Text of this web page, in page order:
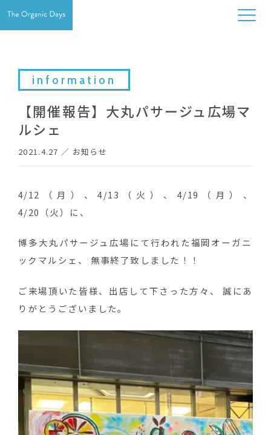
information
【開催報告】大丸パサージュ広場マ
ルシェ
2021.4.27 ／ お知らせ
4/12（月）、4/13（火）、4/19（月）、
4/20（火）に、
博多大丸パサージュ広場にて行われた福岡オーガニ
ックマルシェ、 無事終了致しました！！
ご来場頂いた皆様、出店して下さった方々、 誠にあ
りがとうございました。